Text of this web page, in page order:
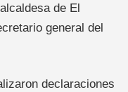
de El
general del
declaraciones